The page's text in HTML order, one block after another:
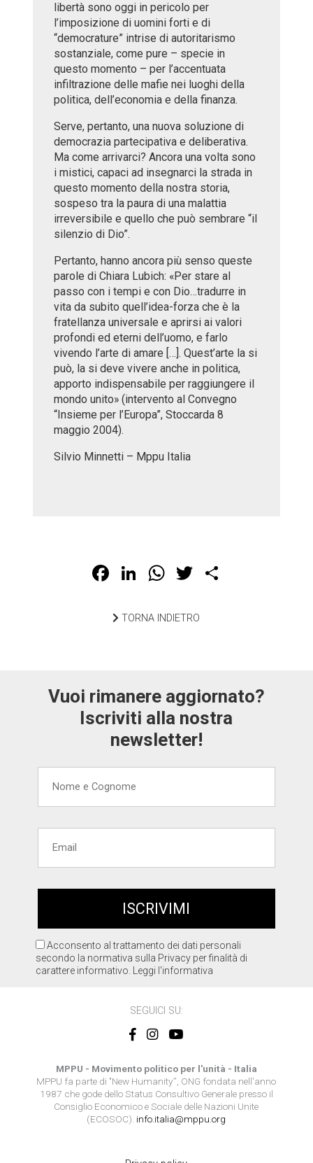
libertà sono oggi in pericolo per
l’imposizione di uomini forti e di
“democrature” intrise di autoritarismo
sostanziale, come pure – specie in
questo momento – per l’accentuata
infiltrazione delle mafie nei luoghi della
politica, dell’economia e della finanza.
Serve, pertanto, una nuova soluzione di
democrazia partecipativa e deliberativa.
Ma come arrivarci? Ancora una volta sono
i mistici, capaci ad insegnarci la strada in
questo momento della nostra storia,
sospeso tra la paura di una malattia
irreversibile e quello che può sembrare “il
silenzio di Dio”.
Pertanto, hanno ancora più senso queste
parole di Chiara Lubich: «Per stare al
passo con i tempi e con Dio…tradurre in
vita da subito quell’idea-forza che è la
fratellanza universale e aprirsi ai valori
profondi ed eterni dell’uomo, e farlo
vivendo l’arte di amare […]. Quest’arte la si
può, la si deve vivere anche in politica,
apporto indispensabile per raggiungere il
mondo unito» (intervento al Convegno
“Insieme per l’Europa”, Stoccarda 8
maggio 2004).
Silvio Minnetti – Mppu Italia
Facebook
LinkedIn
WhatsApp
Twitter
TORNA INDIETRO
Vuoi rimanere aggiornato?
Iscriviti alla nostra
newsletter!
Acconsento al trattamento dei dati personali
secondo la normativa sulla Privacy per finalità di
carattere informativo.
Leggi l'informativa
SEGUICI SU:
MPPU - Movimento politico per l'unità - Italia
MPPU fa parte di "New Humanity”, ONG fondata nell'anno
1987 che gode dello Status Consultivo Generale presso il
Consiglio Economico e Sociale delle Nazioni Unite
(ECOSOC). info.italia@mppu.org